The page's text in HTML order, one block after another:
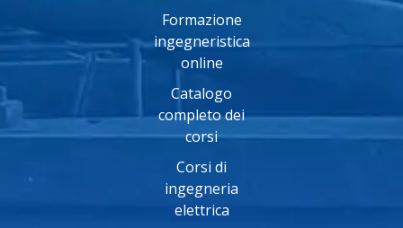
Formazione
ingegneristica
online
Catalogo
completo dei
corsi
Corsi di
ingegneria
elettrica